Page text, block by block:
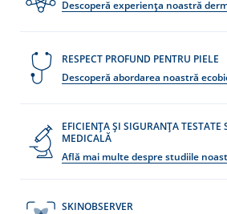
Descoperă experiența noastră
RESPECT PROFUND PENTRU PIELE
Descoperă abordarea noastră
EFICIENȚA ȘI SIGURANȚA TESTATE
MEDICALĂ
Află mai multe despre studiile
SKINOBSERVER